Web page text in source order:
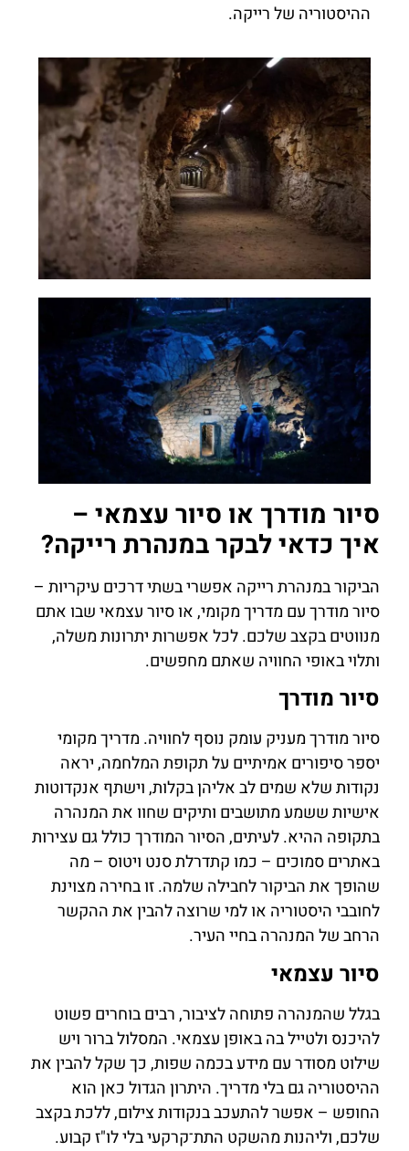
ההיסטוריה של רייקה.
סיור מודרך או סיור עצמאי –
איך כדאי לבקר במנהרת רייקה?
הביקור במנהרת רייקה אפשרי בשתי דרכים עיקריות –
סיור מודרך עם מדריך מקומי, או סיור עצמאי שבו אתם
מנווטים בקצב שלכם. לכל אפשרות יתרונות משלה,
ותלוי באופי החוויה שאתם מחפשים.
סיור מודרך
סיור מודרך מעניק עומק נוסף לחוויה. מדריך מקומי
יספר סיפורים אמיתיים על תקופת המלחמה, יראה
נקודות שלא שמים לב אליהן בקלות, וישתף אנקדוטות
אישיות ששמע מתושבים ותיקים שחוו את המנהרה
בתקופה ההיא. לעיתים, הסיור המודרך כולל גם עצירות
באתרים סמוכים – כמו קתדרלת סנט ויטוס – מה
שהופך את הביקור לחבילה שלמה. זו בחירה מצוינת
לחובבי היסטוריה או למי שרוצה להבין את ההקשר
הרחב של המנהרה בחיי העיר.
סיור עצמאי
בגלל שהמנהרה פתוחה לציבור, רבים בוחרים פשוט
להיכנס ולטייל בה באופן עצמאי. המסלול ברור ויש
שילוט מסודר עם מידע בכמה שפות, כך שקל להבין את
ההיסטוריה גם בלי מדריך. היתרון הגדול כאן הוא
החופש – אפשר להתעכב בנקודות צילום, ללכת בקצב
שלכם, וליהנות מהשקט התת־קרקעי בלי לו"ז קבוע.